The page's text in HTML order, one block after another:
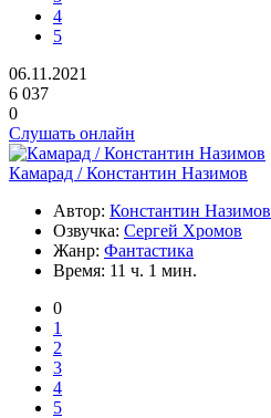
4
5
06.11.2021
6 037
0
Слушать онлайн
Камарад / Константин Назимов
Автор: Константин Назимов
Озвучка: Сергей Хромов
Жанр: Фантастика
Время: 11 ч. 1 мин.
0
1
2
3
4
5